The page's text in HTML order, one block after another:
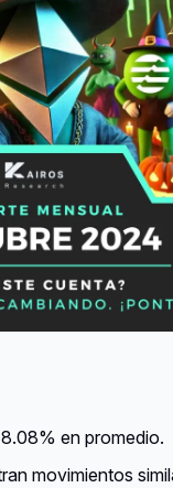
en promedio.
movimientos